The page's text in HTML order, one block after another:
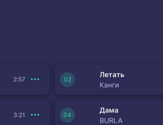
2:57
Летать
Канги
3:21
Дама
BURLA